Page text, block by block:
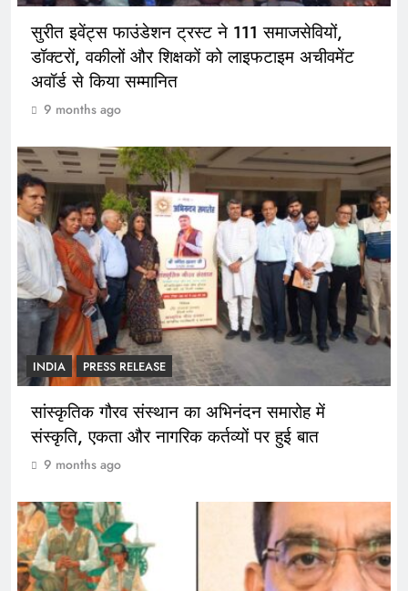
सुरीत इवेंट्स फाउंडेशन ट्रस्ट ने 111 समाजसेवियों,
डॉक्टरों, वकीलों और शिक्षकों को लाइफटाइम अचीवमेंट
अवॉर्ड से किया सम्मानित
9 months ago
INDIA PRESS RELEASE
सांस्कृतिक गौरव संस्थान का अभिनंदन समारोह में
संस्कृति, एकता और नागरिक कर्तव्यों पर हुई बात
9 months ago